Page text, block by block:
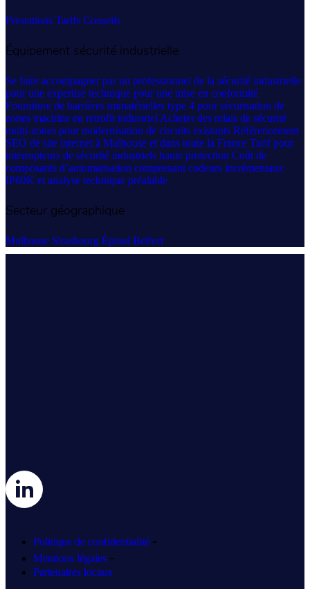
Prestations Tarifs Conseils
Équipement sécurité industrielle
Se faire accompagner par un professionnel de la sécurité industrielle
pour une expertise technique pour une mise en conformité
Fourniture de barrières immatérielles type 4 pour sécurisation de
zones machine en retrofit industriel Acheter des relais de sécurité
multi-zones pour modernisation de circuits existants Référencement
SEO de site internet à Mulhouse et dans toute la France Tarif pour
interrupteurs de sécurité industriels haute protection Coût de
composants d’automatisation comprenant codeurs incrémentaux
IP69K et analyse technique préalable
Secteur géographique
Mulhouse Strasbourg Épinal Belfort
Politique de confidentialité -
Mentions légales -
Partenaires locaux